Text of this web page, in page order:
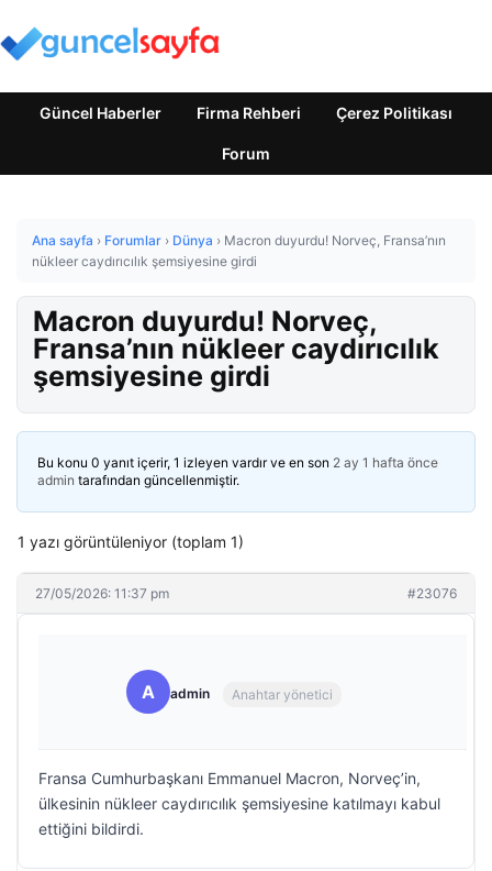
Güncel Haberler Firma Rehberi Çerez Politikası
Forum
Ana sayfa › Forumlar › Dünya › Macron duyurdu! Norveç, Fransa’nın
nükleer caydırıcılık şemsiyesine girdi
Macron duyurdu! Norveç,
Fransa’nın nükleer caydırıcılık
şemsiyesine girdi
Bu konu 0 yanıt içerir, 1 izleyen vardır ve en son 2 ay 1 hafta önce
admin tarafından güncellenmiştir.
1 yazı görüntüleniyor (toplam 1)
27/05/2026: 11:37 pm #23076
A admin Anahtar yönetici
Fransa Cumhurbaşkanı Emmanuel Macron, Norveç’in,
ülkesinin nükleer caydırıcılık şemsiyesine katılmayı kabul
ettiğini bildirdi.